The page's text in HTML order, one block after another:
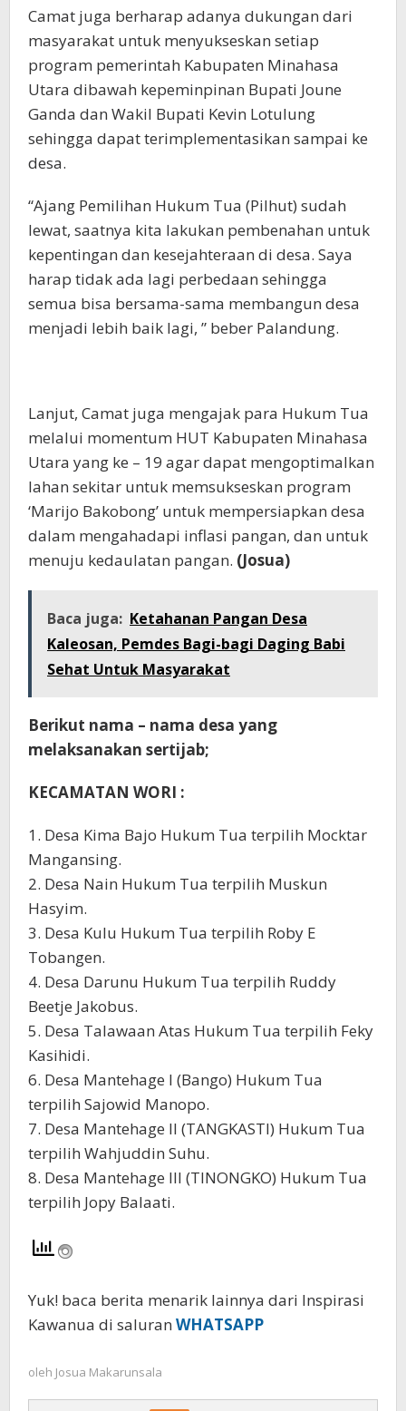
Camat juga berharap adanya dukungan dari
masyarakat untuk menyukseskan setiap
program pemerintah Kabupaten Minahasa
Utara dibawah kepeminpinan Bupati Joune
Ganda dan Wakil Bupati Kevin Lotulung
sehingga dapat terimplementasikan sampai ke
desa.
“Ajang Pemilihan Hukum Tua (Pilhut) sudah
lewat, saatnya kita lakukan pembenahan untuk
kepentingan dan kesejahteraan di desa. Saya
harap tidak ada lagi perbedaan sehingga
semua bisa bersama-sama membangun desa
menjadi lebih baik lagi, ” beber Palandung.
Lanjut, Camat juga mengajak para Hukum Tua
melalui momentum HUT Kabupaten Minahasa
Utara yang ke – 19 agar dapat mengoptimalkan
lahan sekitar untuk memsukseskan program
‘Marijo Bakobong’ untuk mempersiapkan desa
dalam mengahadapi inflasi pangan, dan untuk
menuju kedaulatan pangan. (Josua)
Baca juga: Ketahanan Pangan Desa
Kaleosan, Pemdes Bagi-bagi Daging Babi
Sehat Untuk Masyarakat
Berikut nama – nama desa yang
melaksanakan sertijab;
KECAMATAN WORI :
1. Desa Kima Bajo Hukum Tua terpilih Mocktar
Mangansing.
2. Desa Nain Hukum Tua terpilih Muskun
Hasyim.
3. Desa Kulu Hukum Tua terpilih Roby E
Tobangen.
4. Desa Darunu Hukum Tua terpilih Ruddy
Beetje Jakobus.
5. Desa Talawaan Atas Hukum Tua terpilih Feky
Kasihidi.
6. Desa Mantehage I (Bango) Hukum Tua
terpilih Sajowid Manopo.
7. Desa Mantehage II (TANGKASTI) Hukum Tua
terpilih Wahjuddin Suhu.
8. Desa Mantehage III (TINONGKO) Hukum Tua
terpilih Jopy Balaati.
Yuk! baca berita menarik lainnya dari Inspirasi
Kawanua di saluran WHATSAPP
oleh Josua Makarunsala